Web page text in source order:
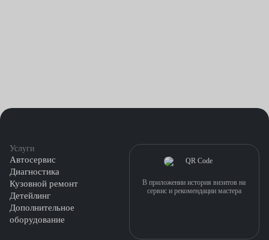
Услуги
Автосервис
Диагностика
Кузовной ремонт
Детейлинг
Дополнительное
оборудование
В приложении история визитов на
сервис и рекомендации мастера